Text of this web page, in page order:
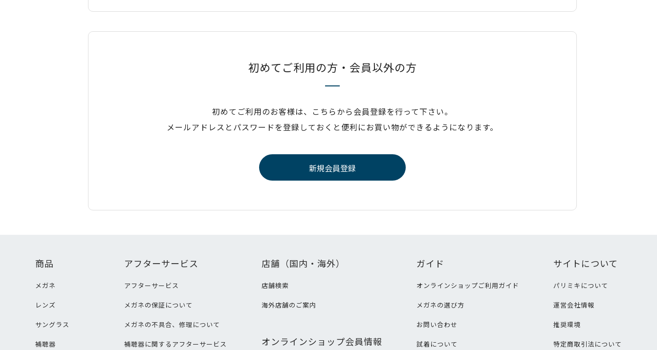
初めてご利用の方・会員以外の方
初めてご利用のお客様は、こちらから会員登録を行って下さい。
メールアドレスとパスワードを登録しておくと便利にお買い物ができるようになります。
商品
メガネ
レンズ
サングラス
補聴器
アフターサービス
アフターサービス
メガネの保証について
メガネの不具合、修理について
補聴器に関するアフターサービス
店舗（国内・海外）
店舗検索
海外店舗のご案内
オンラインショップ会員情報
ガイド
オンラインショップご利用ガイド
メガネの選び方
お問い合わせ
試着について
サイトについて
パリミキについて
運営会社情報
推奨環境
特定商取引法について